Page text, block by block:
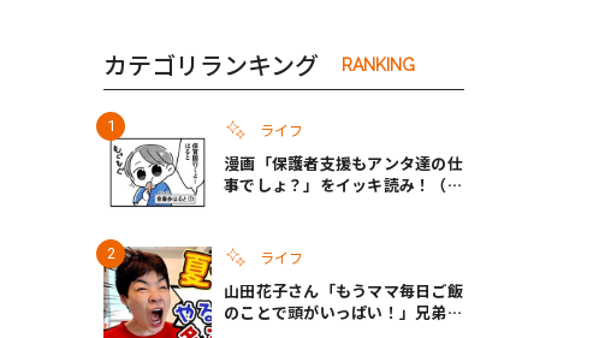
カテゴリランキング RANKING
ライフ
漫画「保護者支援もアンタ達の仕
事でしょ？」をイッキ読み！（右
ライフ
山田花子さん「もうママ毎日ご飯
のことで頭がいっぱい！」兄弟夏